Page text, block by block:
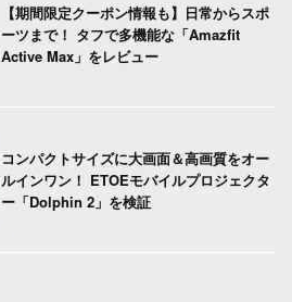
【期間限定クーポン情報も】日常からスポ
ーツまで！ タフで多機能な「Amazfit
Active Max」をレビュー
コンパクトサイズに大画面＆高画質をオー
ルインワン！ ETOEモバイルプロジェクタ
ー「Dolphin 2」を検証